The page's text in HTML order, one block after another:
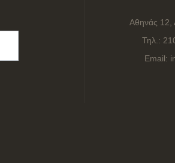
Αθηνάς 12,
Τηλ.:
Email: